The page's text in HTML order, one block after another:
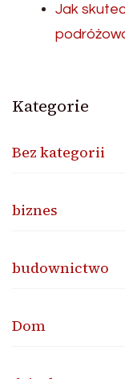
Jak
Kategorie
Bez kategorii
biznes
budownictwo
Dom